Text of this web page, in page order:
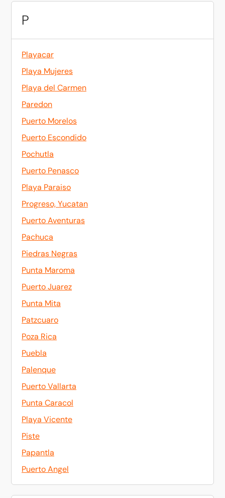
P
Playacar
Playa Mujeres
Playa del Carmen
Paredon
Puerto Morelos
Puerto Escondido
Pochutla
Puerto Penasco
Playa Paraiso
Progreso, Yucatan
Puerto Aventuras
Pachuca
Piedras Negras
Punta Maroma
Puerto Juarez
Punta Mita
Patzcuaro
Poza Rica
Puebla
Palenque
Puerto Vallarta
Punta Caracol
Playa Vicente
Piste
Papantla
Puerto Angel